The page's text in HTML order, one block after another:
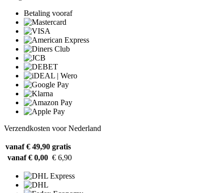
Betaling vooraf
Verzendkosten voor Nederland
vanaf € 49,90 gratis
vanaf € 0,00 € 6,90